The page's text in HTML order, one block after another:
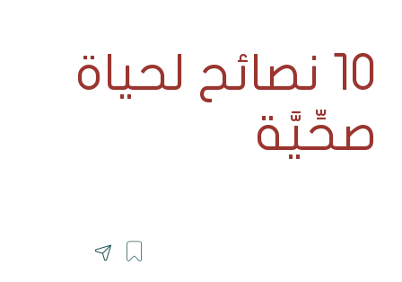
10 نصائح لحياة
صحِّيَّة